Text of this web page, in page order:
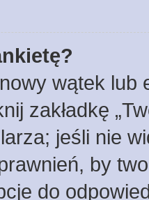
wątek lub
zakładkę
jeśli nie
by
do